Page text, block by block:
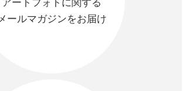
アートフォトに関する
ールマガジンをお届け